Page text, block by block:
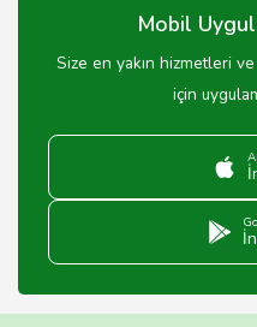
Mobil
Size en yakın hizmetleri
için